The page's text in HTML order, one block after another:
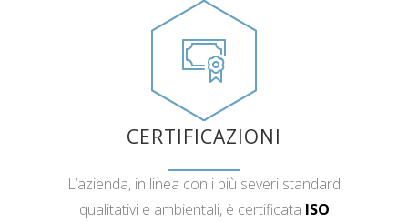
CERTIFICAZIONI
L’azienda, in linea con i più severi standard
qualitativi e ambientali, è certificata ISO